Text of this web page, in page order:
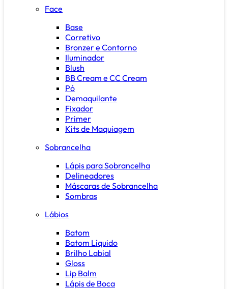
Face
Base
Corretivo
Bronzer e Contorno
Iluminador
Blush
BB Cream e CC Cream
Pó
Demaquilante
Fixador
Primer
Kits de Maquiagem
Sobrancelha
Lápis para Sobrancelha
Delineadores
Máscaras de Sobrancelha
Sombras
Lábios
Batom
Batom Líquido
Brilho Labial
Gloss
Lip Balm
Lápis de Boca